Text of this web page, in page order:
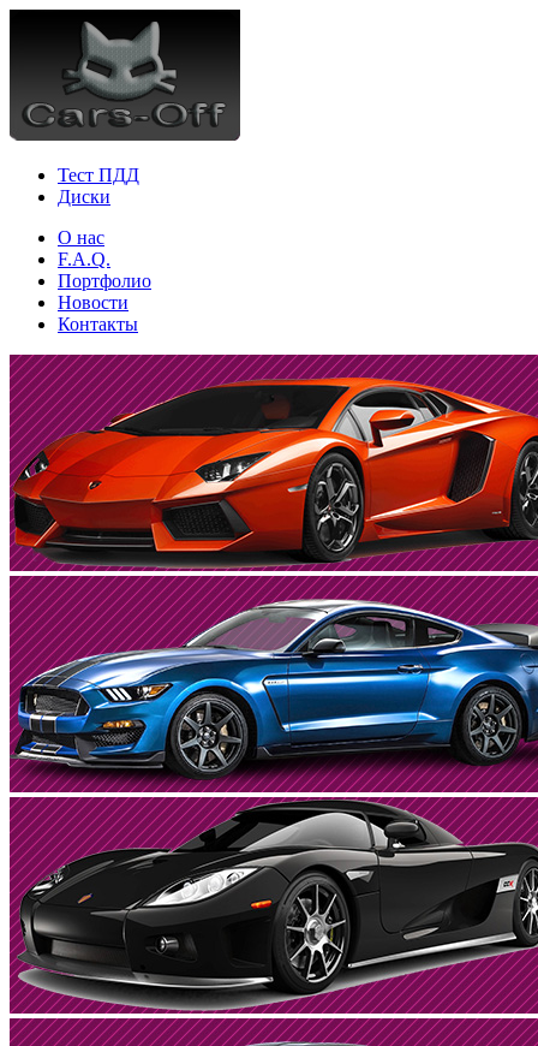
Тест ПДД
Диски
О нас
F.A.Q.
Портфолио
Новости
Контакты